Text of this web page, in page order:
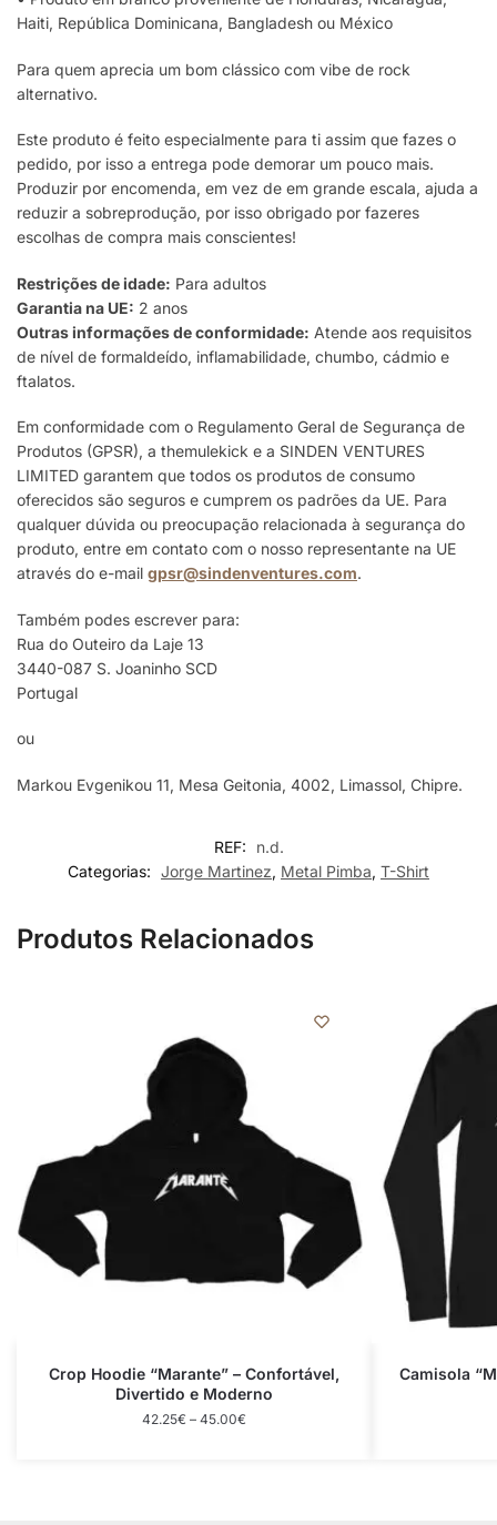
Haiti, República Dominicana, Bangladesh ou México
Para quem aprecia um bom clássico com vibe de rock
alternativo.
Este produto é feito especialmente para ti assim que fazes o
pedido, por isso a entrega pode demorar um pouco mais.
Produzir por encomenda, em vez de em grande escala, ajuda a
reduzir a sobreprodução, por isso obrigado por fazeres
escolhas de compra mais conscientes!
Restrições de idade: Para adultos
Garantia na UE: 2 anos
Outras informações de conformidade: Atende aos requisitos
de nível de formaldeído, inflamabilidade, chumbo, cádmio e
ftalatos.
Em conformidade com o Regulamento Geral de Segurança de
Produtos (GPSR), a themulekick e a SINDEN VENTURES
LIMITED garantem que todos os produtos de consumo
oferecidos são seguros e cumprem os padrões da UE. Para
qualquer dúvida ou preocupação relacionada à segurança do
produto, entre em contato com o nosso representante na UE
através do e-mail gpsr@sindenventures.com.
Também podes escrever para:
Rua do Outeiro da Laje 13
3440-087 S. Joaninho SCD
Portugal
ou
Markou Evgenikou 11, Mesa Geitonia, 4002, Limassol, Chipre.
REF:
n.d.
Categorias: Jorge Martinez, Metal Pimba, T-Shirt
Produtos Relacionados
Crop Hoodie “Marante” – Confortável,
Divertido e Moderno
42.25€ – 45.00€
Camisola